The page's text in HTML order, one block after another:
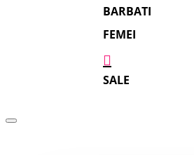
BARBATI
FEMEI
SALE